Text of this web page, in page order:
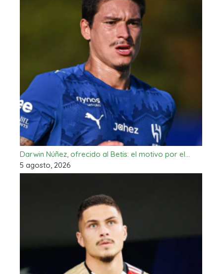
Darwin Núñez, ofrecido al Betis: el motivo por el…
5 agosto, 2026